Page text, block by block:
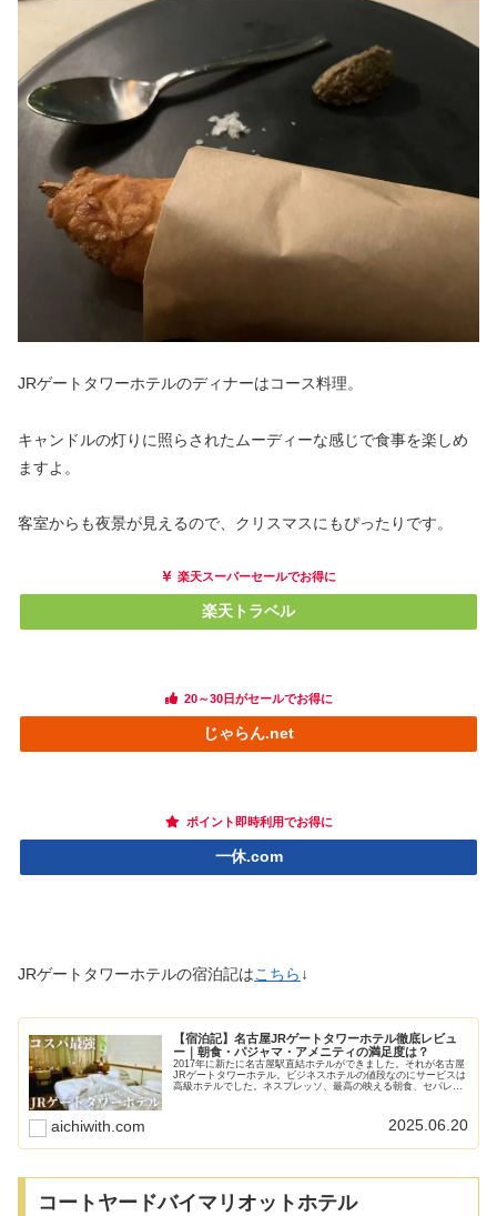
JRゲートタワーホテルのディナーはコース料理。
キャンドルの灯りに照らされたムーディーな感じで食事を楽しめ
ますよ。
客室からも夜景が見えるので、クリスマスにもぴったりです。
楽天スーパーセールでお得に
楽天トラベル
20～30日がセールでお得に
じゃらん.net
ポイント即時利用でお得に
一休.com
JRゲートタワーホテルの宿泊記はこちら ↓
【宿泊記】名古屋JRゲートタワーホテル徹底レビュ
ー｜朝食・パジャマ・アメニティの満足度は？
2017年に新たに名古屋駅直結ホテルができました。それが名古屋
JRゲートタワーホテル。ビジネスホテルの値段なのにサービスは
高級ホテルでした。ネスプレッソ、最高の映える朝食、セパレー
aichiwith.com 2025.06.20
コートヤードバイマリオットホテル